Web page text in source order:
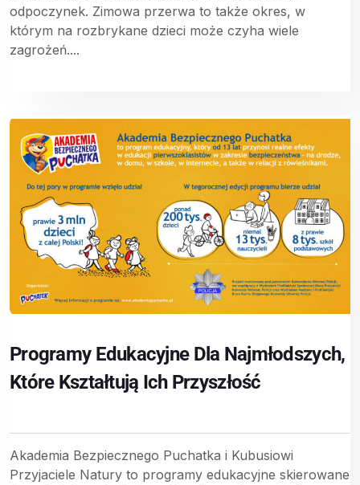
odpoczynek. Zimowa przerwa to także okres, w
którym na rozbrykane dzieci może czyha wiele
zagrożeń....
Programy Edukacyjne Dla Najmłodszych,
Które Kształtują Ich Przyszłość
Akademia Bezpiecznego Puchatka i Kubusiowi
Przyjaciele Natury to programy edukacyjne skierowane